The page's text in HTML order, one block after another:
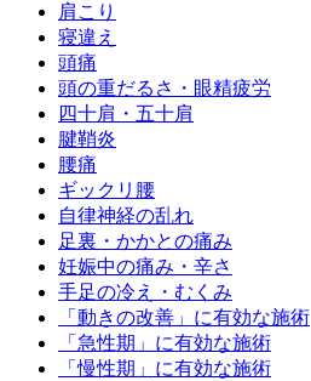
肩こり
寝違え
頭痛
頭の重だるさ・眼精疲労
四十肩・五十肩
腱鞘炎
腰痛
ギックリ腰
自律神経の乱れ
足裏・かかとの痛み
妊娠中の痛み・辛さ
手足の冷え・むくみ
「動きの改善」に有効な施術
「急性期」に有効な施術
「慢性期」に有効な施術